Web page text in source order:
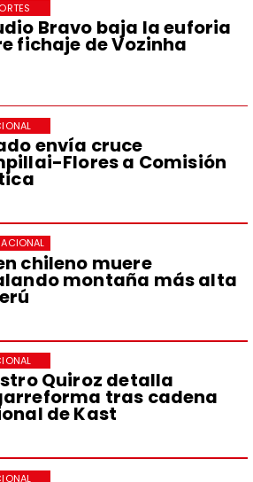
Bravo baja la euforia
fichaje de Vozinha
envía cruce
Flores a Comisión
chileno muere
montaña más alta
Quiroz detalla
tras cadena
de Kast